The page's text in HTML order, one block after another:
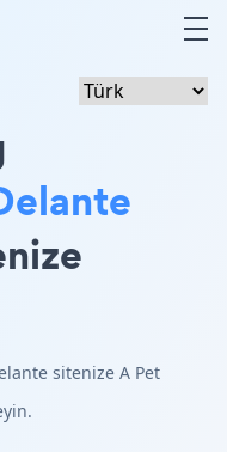
sitenize A Pet